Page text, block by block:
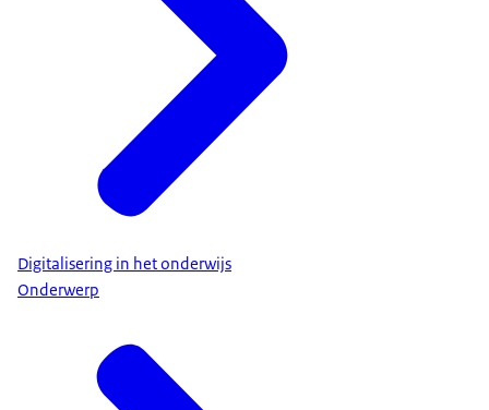
Digitalisering in het onderwijs
Onderwerp